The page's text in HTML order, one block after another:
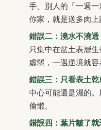
手。別人的「一週
你家，就是送多肉上
錯誤二：澆水不澆透
只集中在盆土表層
虛弱，一遇逆境就容
錯誤三：只看表土乾
中心可能還是濕的
偷懶。
錯誤四：葉片皺了就